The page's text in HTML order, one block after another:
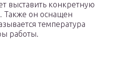
выставить конкретную
Также он оснащен
температура
работы.